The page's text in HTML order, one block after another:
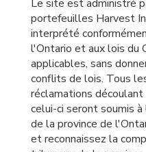
Le site est administré
portefeuilles Harvest
interprété
l'Ontario et aux lois du
applicables, sans
conflits de lois. Tous
réclamations
celui-ci seront soumis
de la province de
et reconnaissez la